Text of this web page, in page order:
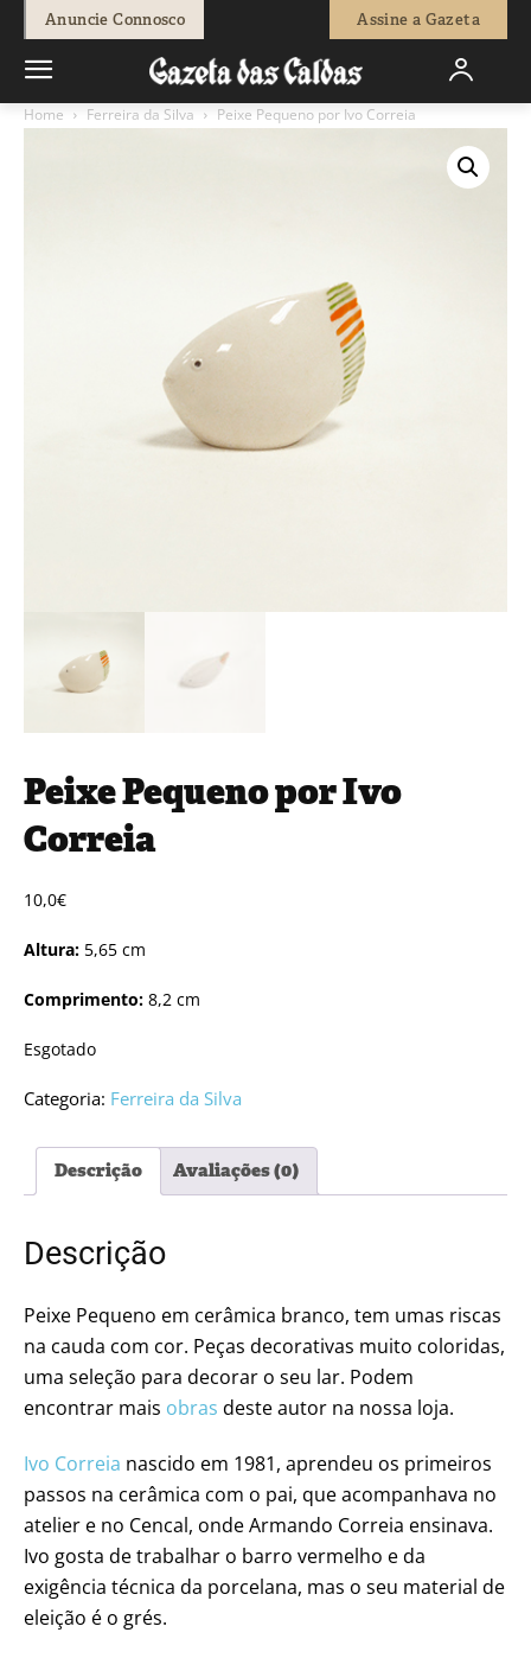
Anuncie Connosco Assine a Gazeta
Home Ferreira da Silva Peixe Pequeno por Ivo Correia
Peixe Pequeno por Ivo
Correia
10,0€
Altura: 5,65 cm
Comprimento: 8,2 cm
Esgotado
Categoria: Ferreira da Silva
Descrição Avaliações (0)
Descrição
Peixe Pequeno em cerâmica branco, tem umas riscas
na cauda com cor. Peças decorativas muito coloridas,
uma seleção para decorar o seu lar. Podem
encontrar mais obras deste autor na nossa loja.
Ivo Correia nascido em 1981, aprendeu os primeiros
passos na cerâmica com o pai, que acompanhava no
atelier e no Cencal, onde Armando Correia ensinava.
Ivo gosta de trabalhar o barro vermelho e da
exigência técnica da porcelana, mas o seu material de
eleição é o grés.